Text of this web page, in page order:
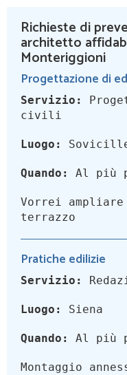
Richieste di
architetto
Monteriggioni
Progettazione di
Servizio:
civili
Luogo:
Quando: Al più
Vorrei
terrazzo
Pratiche edilizie
Servizio:
Luogo: Siena
Quando: Al più
Montaggio